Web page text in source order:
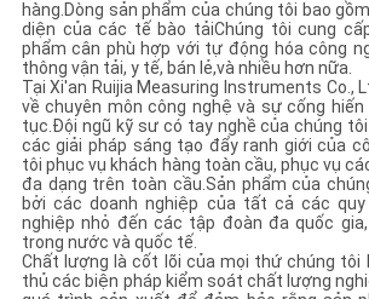
hàng.Dòng sản phẩm của chúng tôi bao
diện của các tế bào tảiChúng tôi cung
phẩm cân phù hợp với tự động hóa công
thông vận tải, y tế, bán lẻ,và nhiều hơn nữa.
Tại Xi'an Ruijia Measuring Instruments Co.,
về chuyên môn công nghệ và sự cống
tục.Đội ngũ kỹ sư có tay nghề của chúng
các giải pháp sáng tạo đẩy ranh giới của
tôi phục vụ khách hàng toàn cầu, phục vụ
đa dạng trên toàn cầu.Sản phẩm của
bởi các doanh nghiệp của tất cả các
nghiệp nhỏ đến các tập đoàn đa quốc
trong nước và quốc tế.
Chất lượng là cốt lõi của mọi thứ chúng tôi
thủ các biện pháp kiểm soát chất lượng